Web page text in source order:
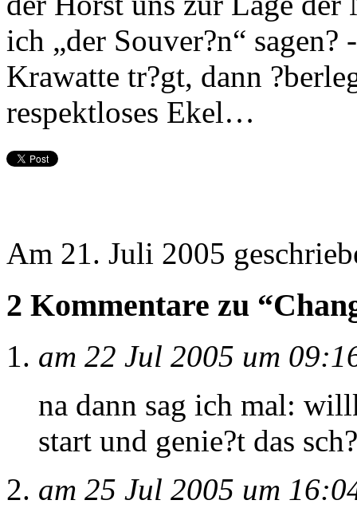
ich „der Souver?n“
Krawatte tr?gt, dann
respektloses Ekel…
Am 21. Juli 2005
2 Kommentare zu
am 22 Jul 2005 um
na dann sag ich mal:
start und genie?t das
am 25 Jul 2005 um